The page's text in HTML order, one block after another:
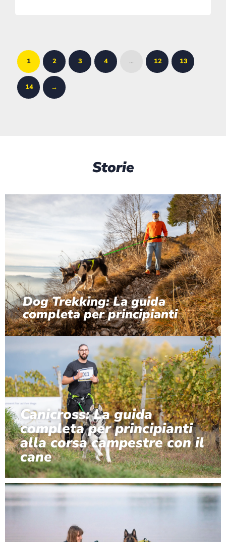
1 2 3 4 … 12 13
14 →
Storie
Dog Trekking: La guida
completa per principianti
Canicross: La guida
completa per principianti
alla corsa campestre con il
cane